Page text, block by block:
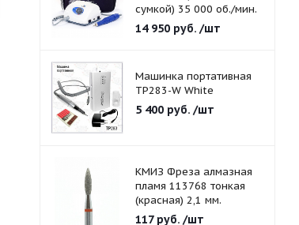
сумкой) 35 000 об./мин.
14 950руб. /шт
Машинка портативная
TP283-W White
5 400руб. /шт
КМИЗ Фреза алмазная
пламя 113768 тонкая
(красная) 2,1 мм.
117руб. /шт